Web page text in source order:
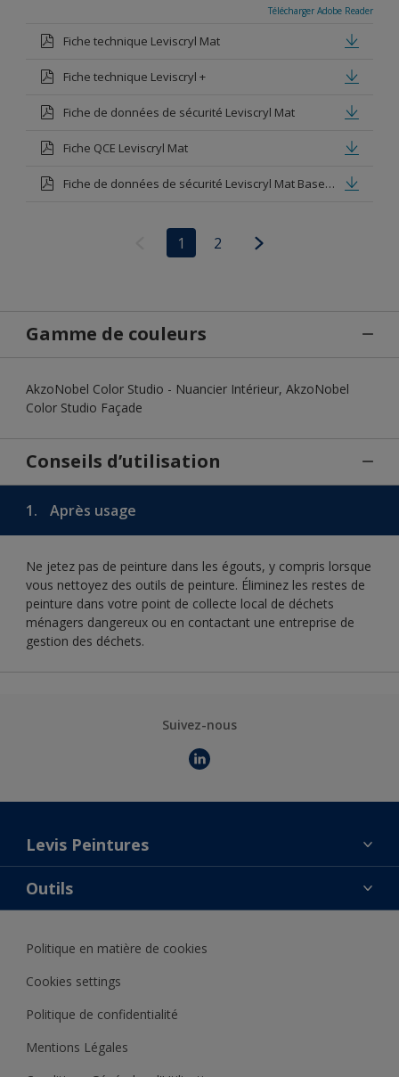
Télécharger Adobe Reader
Fiche technique Leviscryl Mat
Fiche technique Leviscryl +
Fiche de données de sécurité Leviscryl Mat
Fiche QCE Leviscryl Mat
Fiche de données de sécurité Leviscryl Mat Base white
1 2
Gamme de couleurs
AkzoNobel Color Studio - Nuancier Intérieur, AkzoNobel
Color Studio Façade
Conseils d’utilisation
1. Après usage
Ne jetez pas de peinture dans les égouts, y compris lorsque
vous nettoyez des outils de peinture. Éliminez les restes de
peinture dans votre point de collecte local de déchets
ménagers dangereux ou en contactant une entreprise de
gestion des déchets.
Suivez-nous
Levis Peintures
La marque
Contact
Trouver un produit
Outils
Notre catalogue
Politique en matière de cookies
Cookies settings
Politique de confidentialité
Mentions Légales